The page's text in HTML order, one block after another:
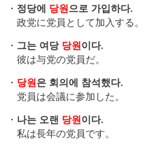
・ 정당에 당원으로 가입하다.
政党に党員として加入する。
・ 그는 여당 당원이다.
彼は与党の党員だ。
・ 당원은 회의에 참석했다.
党員は会議に参加した。
・ 나는 오랜 당원이다.
私は長年の党員です。